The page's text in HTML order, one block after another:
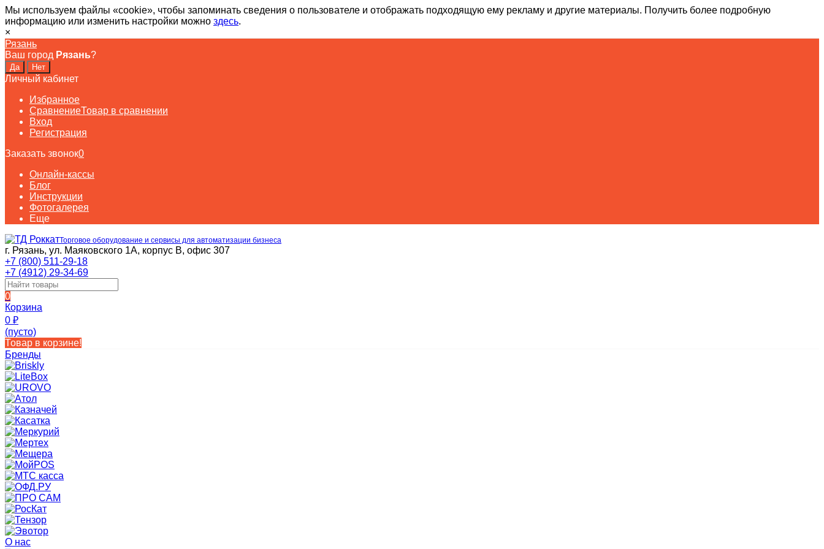
Мы используем файлы «cookie», чтобы запоминать сведения о пользователе и отображать подходящую ему рекламу и другие материалы. Получить более подробную
информацию или изменить настройки можно здесь.
×
Рязань
Ваш город Рязань?
Личный кабинет
Избранное
СравнениеТовар в сравнении
Вход
Регистрация
Заказать звонок0
Онлайн-кассы
Блог
Инструкции
Фотогалерея
Еще
Торговое оборудование и сервисы для автоматизации бизнеса
г. Рязань, ул. Маяковского 1А, корпус B, офис 307
+7 (800) 511-29-18
+7 (4912) 29-34-69
0
Корзина
0 ₽
(пусто)
Товар в корзине!
Бренды
О нас